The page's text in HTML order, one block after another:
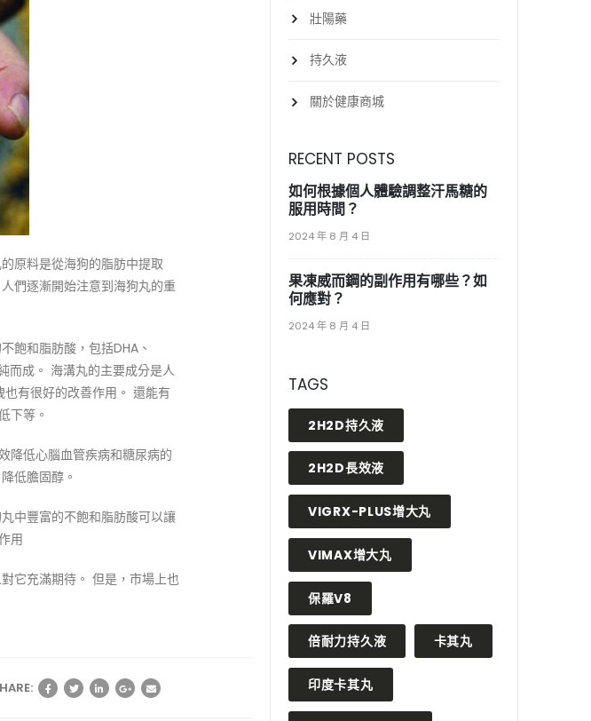
原料是從海狗的脂肪中提取
們逐漸開始注意到海狗丸的重
飽和脂肪酸，包括DHA、
而成。 海溝丸的主要成分是人
有很好的改善作用。 還能有
下等。
降低心腦血管疾病和糖尿病的
低膽固醇。
中豐富的不飽和脂肪酸可以讓
用
它充滿期待。 但是，市場上也
壯陽藥
持久液
關於健康商城
RECENT POSTS
如何根據個人體驗調整汗馬糖的
服用時間？
2024 年 8 月 4 日
果凍威而鋼的副作用有哪些？如
何應對？
2024 年 8 月 4 日
TAGS
2H2D持久液
2H2D長效液
VIGRX-PLUS增大丸
VIMAX增大丸
保羅V8
倍耐力持久液 卡其丸
印度卡其丸